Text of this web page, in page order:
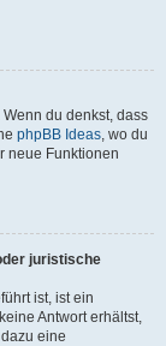
du denkst, dass
phpBB Ideas, wo du
neue Funktionen
juristische
ist, ist ein
Antwort erhältst,
eine